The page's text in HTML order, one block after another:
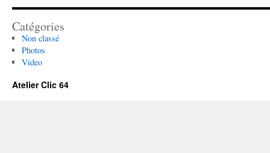
Catégories
Non classé
Photos
Video
Atelier Clic 64